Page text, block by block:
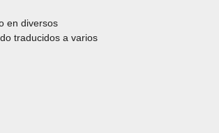
en diversos
traducidos a varios